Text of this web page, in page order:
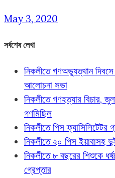
May 3, 2020
সর্বশেষ লেখা
নিকলীতে গণঅভ্যুত্থান
আলোচনা সভা
নিকলীতে গণহত্যার বিচার,
গণমিছিল
নিকলীতে পিস ফ্যাসিলিটেটর
নিকলীতে ২০ পিস ইয়াবাসহ
নিকলীতে ৮ বছরের শিশুকে
গ্রেপ্তার